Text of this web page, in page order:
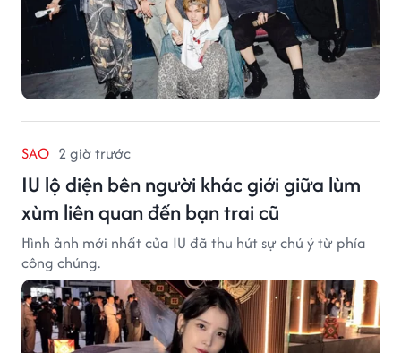
SAO 2 giờ trước
IU lộ diện bên người khác giới giữa lùm
xùm liên quan đến bạn trai cũ
Hình ảnh mới nhất của IU đã thu hút sự chú ý từ phía
công chúng.